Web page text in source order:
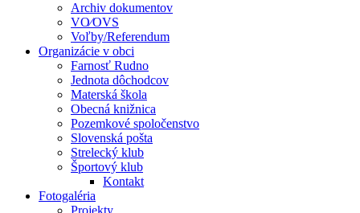
Archiv dokumentov
VO⁄OVS
Voľby/Referendum
Organizácie v obci
Farnosť Rudno
Jednota dôchodcov
Materská škola
Obecná knižnica
Pozemkové spoločenstvo
Slovenská pošta
Strelecký klub
Športový klub
Kontakt
Fotogaléria
Projekty